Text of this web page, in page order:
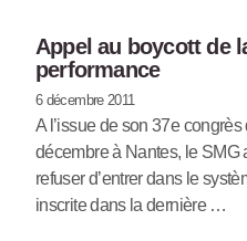
Appel au boycott de
performance
6 décembre 2011
A l’issue de son 37e
décembre à Nantes, le SMG
refuser d’entrer dans le
inscrite dans la dernière …